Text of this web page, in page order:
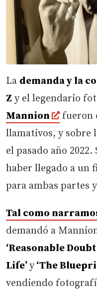
La demanda y la
Z y el legendario
Mannion
fueron
llamativos, y sobre
el pasado año
haber llegado a un
para ambas partes
Tal como
demandó a
‘Reasonable
Life’y‘The
vendiendo